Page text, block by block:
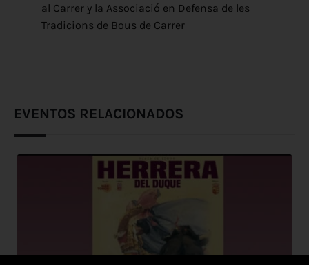
al Carrer y la Associació en Defensa de les
Tradicions de Bous de Carrer
EVENTOS RELACIONADOS